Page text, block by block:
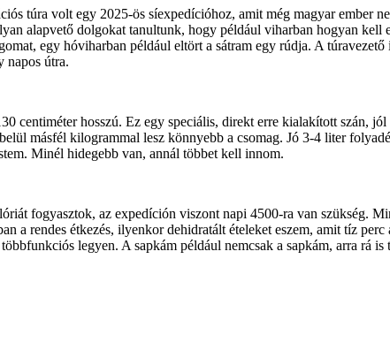
túra volt egy 2025-ös síexpedícióhoz, amit még magyar ember
alapvető dolgokat tanultunk, hogy például viharban hogyan kell
egy hóviharban például eltört a sátram egy rúdja. A
napos útra.
centiméter hosszú. Ez egy speciális, direkt erre kialakított szán,
másfél kilogrammal lesz könnyebb a csomag. Jó 3-4 liter
Minél hidegebb van, annál többet kell innom.
fogyasztok, az expedíción viszont napi 4500-ra van szükség.
a rendes étkezés, ilyenkor dehidratált ételeket eszem, amit tíz
legyen. A sapkám például nemcsak a sapkám, arra rá